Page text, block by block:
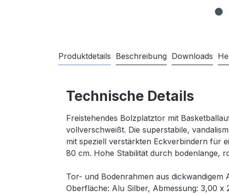
Produktdetails Beschreibung Downloads
Technische Details
Freistehendes Bolzplatztor mit
vollverschweißt. Die superstabile,
mit speziell verstärkten Eckverbindern für
80 cm. Hohe Stabilität durch bodenlange,
Tor- und Bodenrahmen aus
Oberfläche: Alu Silber, Abmessung: 3,00 x